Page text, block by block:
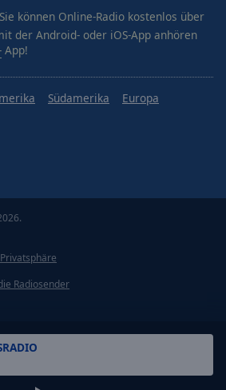
Sie können Online-Radio kostenlos über
der Android- oder iOS-App anhören
App!
Südamerika
Europa
Privatsphäre
Radiosender